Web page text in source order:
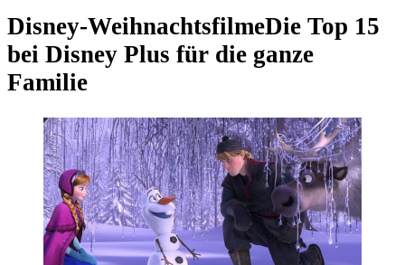
Disney-WeihnachtsfilmeDie Top 15
bei Disney Plus für die ganze
Familie